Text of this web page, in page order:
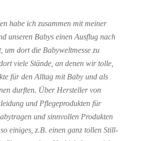
habe ich zusammen mit meiner
unseren Babys einen Ausflug nach
um dort die Babyweltmesse zu
viele Stände, an denen wir tolle,
für den Alltag mit Baby und als
durften. Über Hersteller von
und Pflegeprodukten für
und sinnvollen Produkten
einiges, z.B. einen ganz tollen Still-